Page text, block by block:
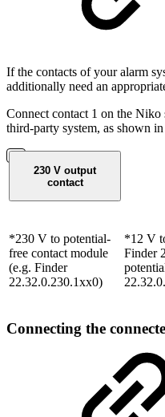
If the contacts of your alarm
additionally need an
Connect contact 1 on the Niko
third-party system, as shown
230 V output
contact
*230 V to potential-
free contact module
(e.g. Finder
22.32.0.230.1xx0)
*12 V
Finder
Connecting the